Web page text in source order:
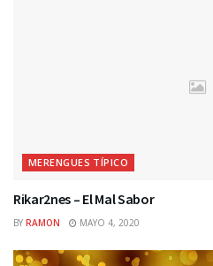
MERENGUES TÍPICO
Rikar2nes – El Mal Sabor
BY RAMON MAYO 4, 2020